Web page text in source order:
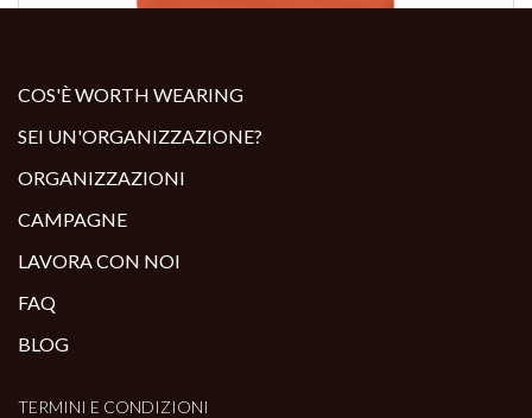
COS'È WORTH WEARING
SEI UN'ORGANIZZAZIONE?
ORGANIZZAZIONI
CAMPAGNE
LAVORA CON NOI
FAQ
BLOG
TERMINI E CONDIZIONI